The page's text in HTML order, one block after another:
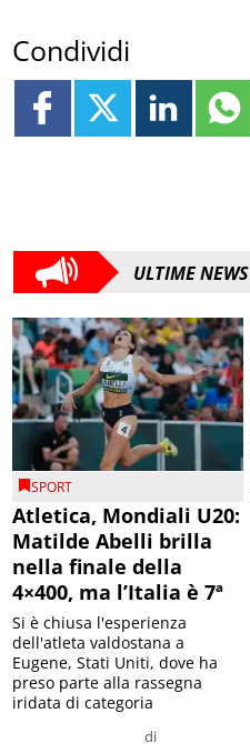
Condividi
ULTIME NEWS
SPORT
Atletica, Mondiali U20:
Matilde Abelli brilla
nella finale della
4×400, ma l’Italia è 7ª
di
Si è chiusa l'esperienza
dell'atleta valdostana a
Eugene, Stati Uniti, dove ha
preso parte alla rassegna
iridata di categoria